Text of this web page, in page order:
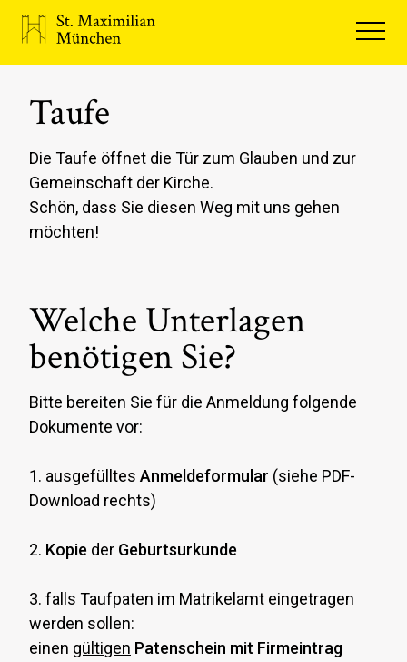
Taufe
Die Taufe öffnet die Tür zum Glauben und zur
Gemeinschaft der Kirche.
Schön, dass Sie diesen Weg mit uns gehen
möchten!
Welche Unterlagen
benötigen Sie?
Bitte bereiten Sie für die Anmeldung folgende
Dokumente vor:
1. ausgefülltes Anmeldeformular (siehe PDF-
Download rechts)
2. Kopie der Geburtsurkunde
3. falls Taufpaten im Matrikelamt eingetragen
werden sollen:
einen gültigen Patenschein mit Firmeintrag